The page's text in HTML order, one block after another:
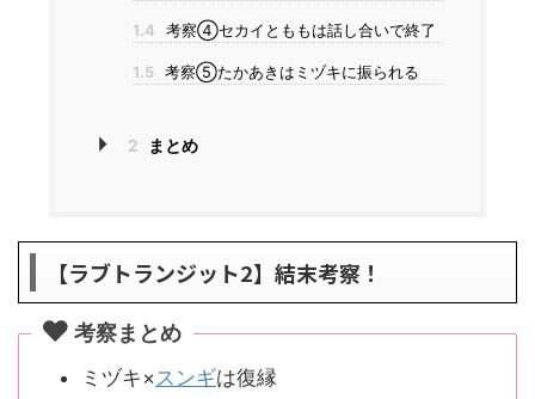
1.4 考察④セカイとももは話し合いで終了
1.5 考察⑤たかあきはミヅキに振られる
2 まとめ
【ラブトランジット2】結末考察！
考察まとめ
ミヅキ× スンギは復縁